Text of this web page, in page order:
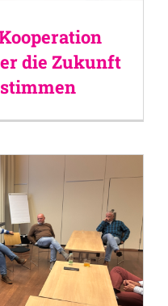
die Zukunft